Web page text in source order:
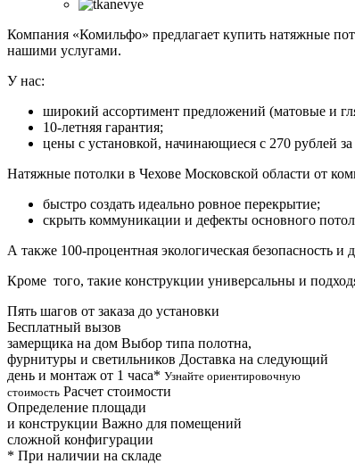
Компания «Комильфо» предлагает купить натяжные
нашими услугами.
У нас:
широкий ассортимент предложений (матовые и
10-летняя гарантия;
цены с установкой, начинающиеся с 270 рублей
Натяжные потолки в Чехове Московской области от
быстро создать идеально ровное перекрытие;
скрыть коммуникации и дефекты основного
А также 100-процентная экологическая безопасность
Кроме того, такие конструкции универсальны и
Пять шагов от заказа до установки
Бесплатный вызов
замерщика на дом Выбор типа полотна,
фурнитуры и светильников Доставка на следующий
день и монтаж от 1 часа* Узнайте ориентировочную
стоимость Расчет стоимости
Определение площади
и конструкции Важно для помещений
сложной конфигурации
* При наличии на складе